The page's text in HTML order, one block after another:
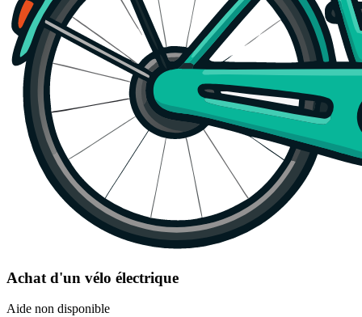
Achat d'un vélo électrique
Aide non disponible